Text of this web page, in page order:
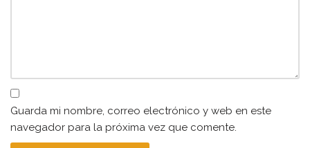
Guarda mi nombre, correo electrónico y web en este
navegador para la próxima vez que comente.